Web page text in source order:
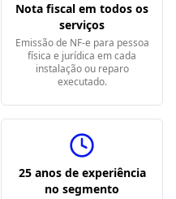
Nota fiscal em todos os
serviços
Emissão de NF-e para pessoa
física e jurídica em cada
instalação ou reparo
executado.
25 anos de experiência
no segmento